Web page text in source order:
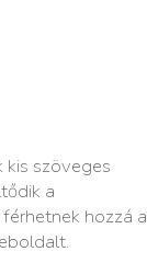
szöveges
a
hozzá a